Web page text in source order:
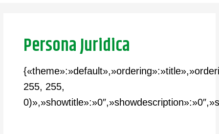
Persona Juridica
255, 255,